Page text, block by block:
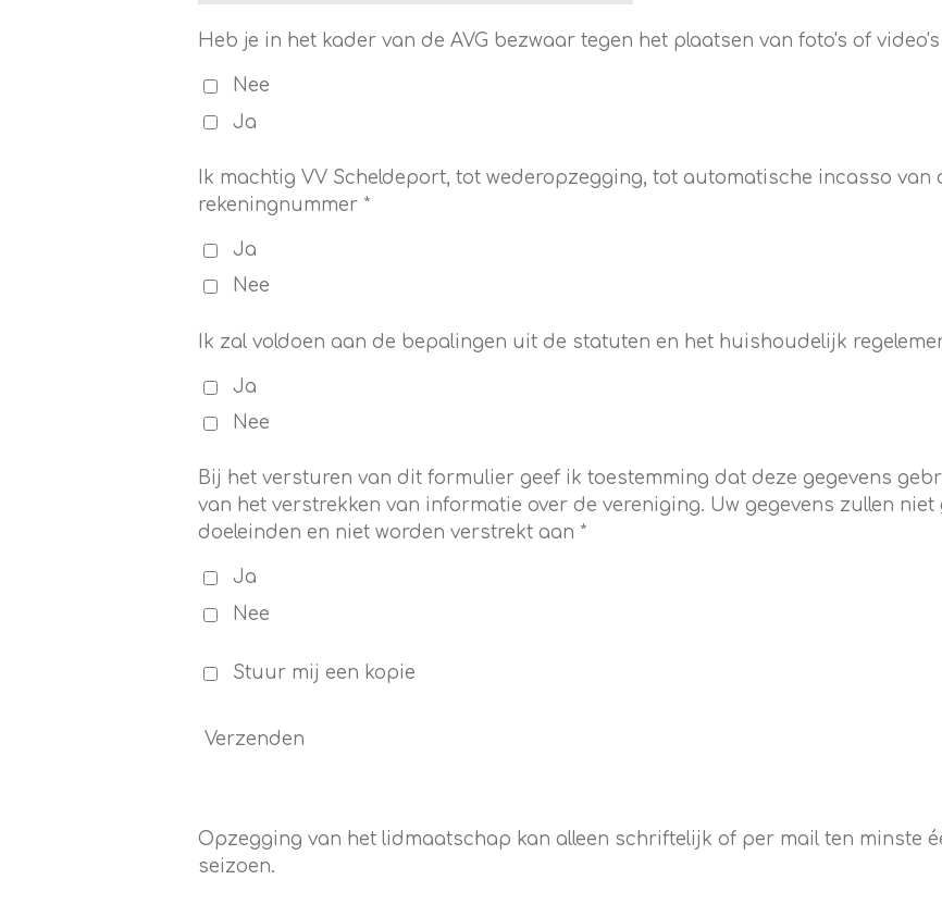
Heb je in het kader van de AVG bezwaar tegen het plaatsen van foto's of
Nee
Ja
Ik machtig VV Scheldeport, tot wederopzegging, tot automatische incasso
rekeningnummer *
Ja
Nee
Ik zal voldoen aan de bepalingen uit de statuten en het huishoudelijk
Ja
Nee
Bij het versturen van dit formulier geef ik toestemming dat deze gegevens
van het verstrekken van informatie over de vereniging. Uw gegevens zullen
doeleinden en niet worden verstrekt aan *
Ja
Nee
Stuur mij een kopie
Verzenden
Opzegging van het lidmaatschap kan alleen schriftelijk of per mail ten minste
seizoen.